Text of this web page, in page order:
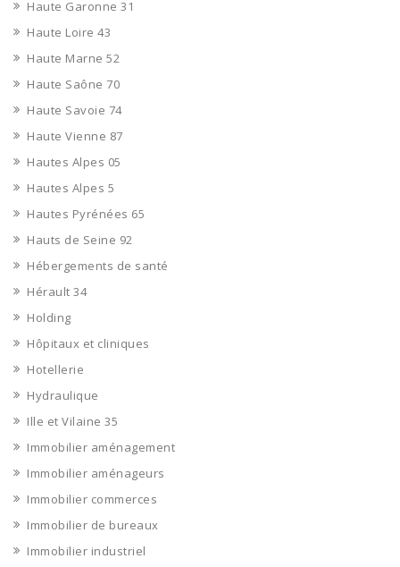
Haute Garonne 31
Haute Loire 43
Haute Marne 52
Haute Saône 70
Haute Savoie 74
Haute Vienne 87
Hautes Alpes 05
Hautes Alpes 5
Hautes Pyrénées 65
Hauts de Seine 92
Hébergements de santé
Hérault 34
Holding
Hôpitaux et cliniques
Hotellerie
Hydraulique
Ille et Vilaine 35
Immobilier aménagement
Immobilier aménageurs
Immobilier commerces
Immobilier de bureaux
Immobilier industriel